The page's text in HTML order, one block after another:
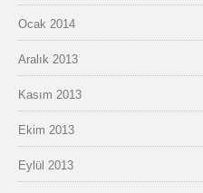
Ocak 2014
Aralık 2013
Kasım 2013
Ekim 2013
Eylül 2013